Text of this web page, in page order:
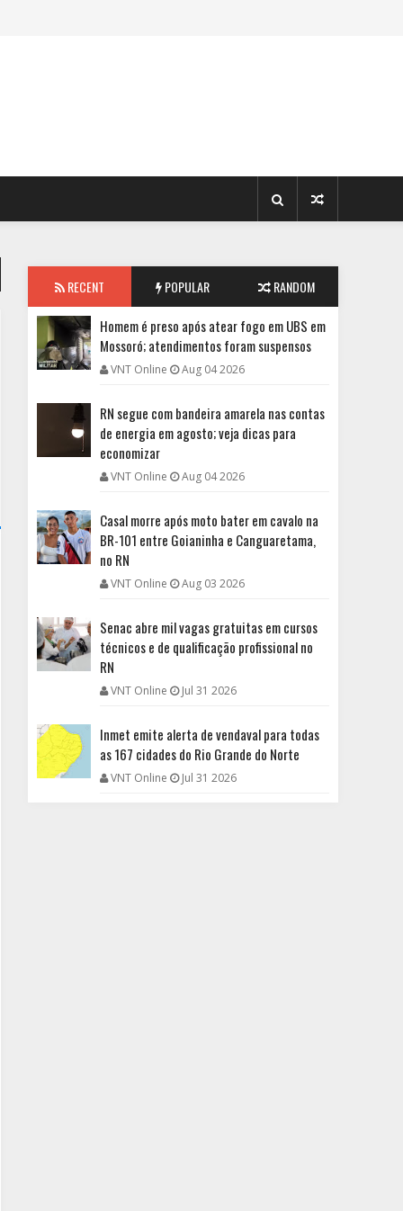
RECENT POPULAR RANDOM
Homem é preso após atear fogo em UBS em
Mossoró; atendimentos foram suspensos
VNT Online Aug 04 2026
RN segue com bandeira amarela nas contas
de energia em agosto; veja dicas para
economizar
VNT Online Aug 04 2026
Casal morre após moto bater em cavalo na
BR-101 entre Goianinha e Canguaretama,
no RN
VNT Online Aug 03 2026
Senac abre mil vagas gratuitas em cursos
técnicos e de qualificação profissional no
RN
VNT Online Jul 31 2026
Inmet emite alerta de vendaval para todas
as 167 cidades do Rio Grande do Norte
VNT Online Jul 31 2026